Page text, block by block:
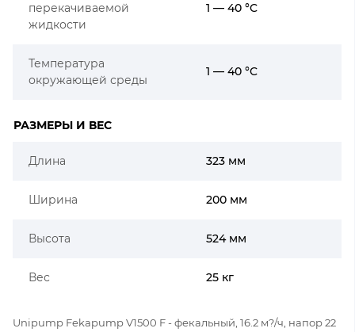
перекачиваемой
жидкости
1 — 40 °C
Температура
окружающей среды
1 — 40 °C
РАЗМЕРЫ И ВЕС
Длина 323 мм
Ширина 200 мм
Высота 524 мм
Вес 25 кг
Unipump Fekapump V1500 F - фекальный, 16.2 м?/ч, напор 22